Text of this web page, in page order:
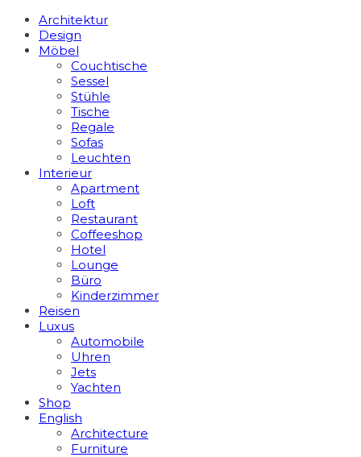
Architektur
Design
Möbel
Couchtische
Sessel
Stühle
Tische
Regale
Sofas
Leuchten
Interieur
Apart­ment
Loft
Restaurant
Coffeeshop
Hotel
Lounge
Büro
Kinderzimmer
Reisen
Luxus
Automobile
Uhren
Jets
Yachten
Shop
English
Architecture
Furniture